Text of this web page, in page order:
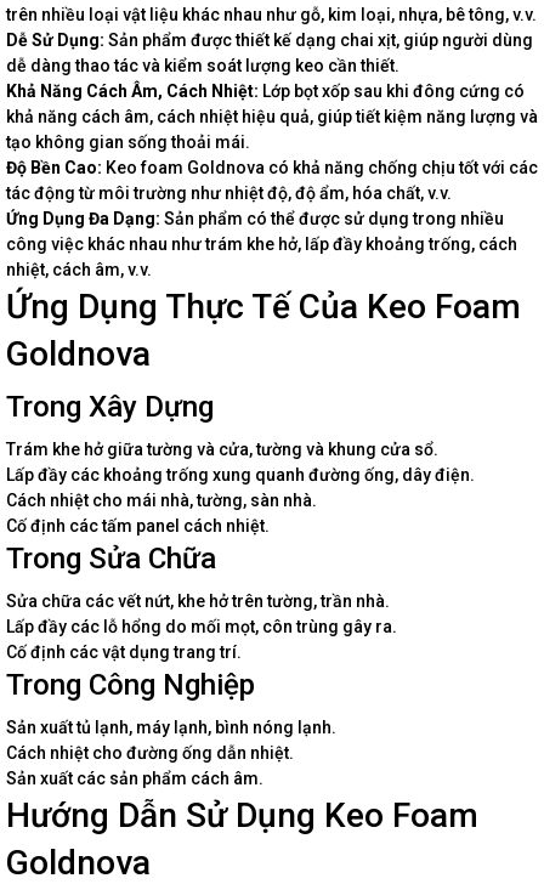
trên nhiều loại vật liệu khác nhau như gỗ, kim loại, nhựa, bê tông, v.v.
Dễ Sử Dụng: Sản phẩm được thiết kế dạng chai xịt, giúp người dùng
dễ dàng thao tác và kiểm soát lượng keo cần thiết.
Khả Năng Cách Âm, Cách Nhiệt: Lớp bọt xốp sau khi đông cứng có
khả năng cách âm, cách nhiệt hiệu quả, giúp tiết kiệm năng lượng và
tạo không gian sống thoải mái.
Độ Bền Cao: Keo foam Goldnova có khả năng chống chịu tốt với các
tác động từ môi trường như nhiệt độ, độ ẩm, hóa chất, v.v.
Ứng Dụng Đa Dạng: Sản phẩm có thể được sử dụng trong nhiều
công việc khác nhau như trám khe hở, lấp đầy khoảng trống, cách
nhiệt, cách âm, v.v.
Ứng Dụng Thực Tế Của Keo Foam
Goldnova
Trong Xây Dựng
Trám khe hở giữa tường và cửa, tường và khung cửa sổ.
Lấp đầy các khoảng trống xung quanh đường ống, dây điện.
Cách nhiệt cho mái nhà, tường, sàn nhà.
Cố định các tấm panel cách nhiệt.
Trong Sửa Chữa
Sửa chữa các vết nứt, khe hở trên tường, trần nhà.
Lấp đầy các lỗ hổng do mối mọt, côn trùng gây ra.
Cố định các vật dụng trang trí.
Trong Công Nghiệp
Sản xuất tủ lạnh, máy lạnh, bình nóng lạnh.
Cách nhiệt cho đường ống dẫn nhiệt.
Sản xuất các sản phẩm cách âm.
Hướng Dẫn Sử Dụng Keo Foam
Goldnova